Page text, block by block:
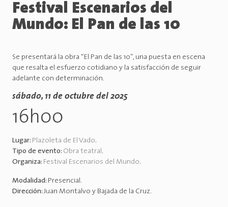
Festival Escenarios del
Mundo: El Pan de las 10
Se presentará la obra “El Pan de las 10”, una puesta en escena
que resalta el esfuerzo cotidiano y la satisfacción de seguir
adelante con determinación.
sábado, 11 de octubre del 2025
16h00
Lugar: Plazoleta de El Vado.
Tipo de evento: Obra teatral.
Organiza: Festival Escenarios del Mundo.
Modalidad: Presencial.
Dirección:Juan Montalvo y Bajada de la Cruz.